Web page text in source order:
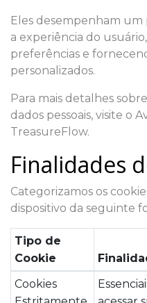
Eles desempenham
a experiência do
preferências e
personalizados.
Para mais detalhes
dados pessoais, visite o
TreasureFlow.
Finalidades
Categorizamos os
dispositivo da seguinte
Tipo de
Cookie
Cookies